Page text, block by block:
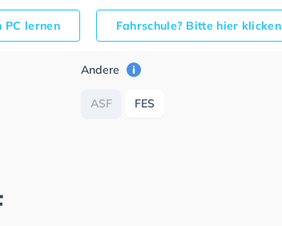
PC lernen Fahrschule? Bitte hier klicken
Andere
ASF FES